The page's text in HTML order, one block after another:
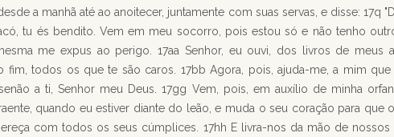
a manhã até ao anoitecer, juntamente com suas servas, e disse: 17q
tu és bendito. Vem em meu socorro, pois estou só e não tenho
me expus ao perigo. 17aa Senhor, eu ouvi, dos livros de meus
fim, todos os que te são caros. 17bb Agora, pois, ajuda-me, a mim
a ti, Senhor meu Deus. 17gg Vem, pois, em auxílio de minha
quando eu estiver diante do leão, e muda o seu coração para que
com todos os seus cúmplices. 17hh E livra-nos da mão de nossos